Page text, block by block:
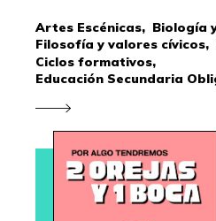
Artes Escénicas, Biología
Filosofía y valores cívicos,
Ciclos formativos,
Educación Secundaria